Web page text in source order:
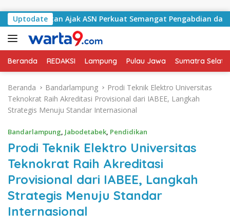
UptodateAjak ASN Perkuat Semangat Pengabdian dan
Beranda REDAKSI Lampung Pulau Jawa Sumatra
Beranda Bandarlampung
Prodi Teknik Elektro Universitas
Teknokrat Raih Akreditasi Provisional dari IABEE, Langkah
Strategis Menuju Standar Internasional
Bandarlampung, Jabodetabek, Pendidikan
Prodi Teknik Elektro Universitas
Teknokrat Raih Akreditasi
Provisional dari IABEE, Langkah
Strategis Menuju Standar
Internasional